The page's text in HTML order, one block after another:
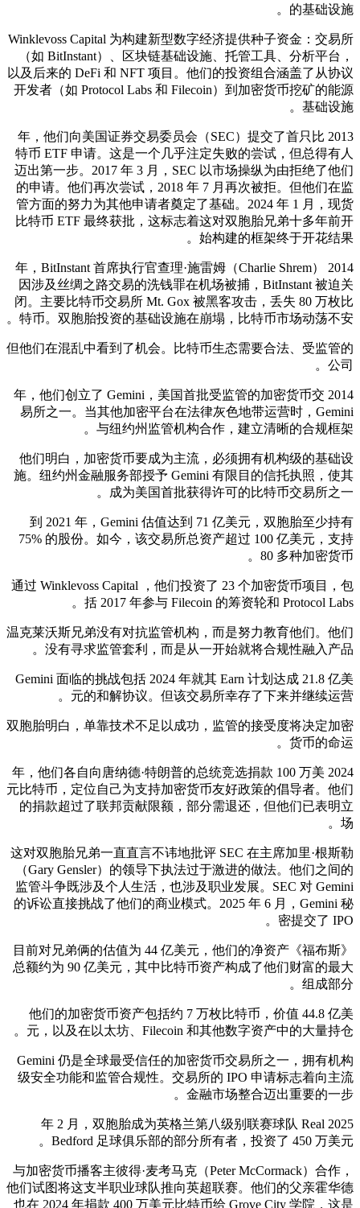
的基础设施。
Winklevoss Capital 为构建新型数字经济提供种子资金：交易所
（如 BitInstant）、区块链基础设施、托管工具、分析平台，
以及后来的 DeFi 和 NFT 项目。他们的投资组合涵盖了从协议
开发者（如 Protocol Labs 和 Filecoin）到加密货币挖矿的能源
基础设施。
2013 年，他们向美国证券交易委员会（SEC）提交了首只比
特币 ETF 申请。这是一个几乎注定失败的尝试，但总得有人
迈出第一步。2017 年 3 月，SEC 以市场操纵为由拒绝了他们
的申请。他们再次尝试，2018 年 7 月再次被拒。但他们在监
管方面的努力为其他申请者奠定了基础。2024 年 1 月，现货
比特币 ETF 最终获批，这标志着这对双胞胎兄弟十多年前开
始构建的框架终于开花结果。
2014 年，BitInstant 首席执行官查理·施雷姆（Charlie Shrem）
因涉及丝绸之路交易的洗钱罪在机场被捕，BitInstant 被迫关
闭。主要比特币交易所 Mt. Gox 被黑客攻击，丢失 80 万枚比
特币。双胞胎投资的基础设施在崩塌，比特币市场动荡不安。
但他们在混乱中看到了机会。比特币生态需要合法、受监管的
公司。
2014 年，他们创立了 Gemini，美国首批受监管的加密货币交
易所之一。当其他加密平台在法律灰色地带运营时，Gemini
与纽约州监管机构合作，建立清晰的合规框架。
他们明白，加密货币要成为主流，必须拥有机构级的基础设
施。纽约州金融服务部授予 Gemini 有限目的信托执照，使其
成为美国首批获得许可的比特币交易所之一。
到 2021 年，Gemini 估值达到 71 亿美元，双胞胎至少持有
75% 的股份。如今，该交易所总资产超过 100 亿美元，支持
80 多种加密货币。
通过 Winklevoss Capital ，他们投资了 23 个加密货币项目，包
括 2017 年参与 Filecoin 的筹资轮和 Protocol Labs。
温克莱沃斯兄弟没有对抗监管机构，而是努力教育他们。他们
没有寻求监管套利，而是从一开始就将合规性融入产品。
Gemini 面临的挑战包括 2024 年就其 Earn 计划达成 21.8 亿美
元的和解协议。但该交易所幸存了下来并继续运营。
双胞胎明白，单靠技术不足以成功，监管的接受度将决定加密
货币的命运。
2024 年，他们各自向唐纳德·特朗普的总统竞选捐款 100 万美
元比特币，定位自己为支持加密货币友好政策的倡导者。他们
的捐款超过了联邦贡献限额，部分需退还，但他们已表明立
场。
这对双胞胎兄弟一直直言不讳地批评 SEC 在主席加里·根斯勒
（Gary Gensler）的领导下执法过于激进的做法。他们之间的
监管斗争既涉及个人生活，也涉及职业发展。SEC 对 Gemini
的诉讼直接挑战了他们的商业模式。2025 年 6 月，Gemini 秘
密提交了 IPO。
《福布斯》目前对兄弟俩的估值为 44 亿美元，他们的净资产
总额约为 90 亿美元，其中比特币资产构成了他们财富的最大
组成部分。
他们的加密货币资产包括约 7 万枚比特币，价值 44.8 亿美
元，以及在以太坊、Filecoin 和其他数字资产中的大量持仓。
Gemini 仍是全球最受信任的加密货币交易所之一，拥有机构
级安全功能和监管合规性。交易所的 IPO 申请标志着向主流
金融市场整合迈出重要的一步。
2025 年 2 月，双胞胎成为英格兰第八级别联赛球队 Real
Bedford 足球俱乐部的部分所有者，投资了 450 万美元。
与加密货币播客主彼得·麦考马克（Peter McCormack）合作，
他们试图将这支半职业球队推向英超联赛。他们的父亲霍华德
也在 2024 年捐款 400 万美元比特币给 Grove City 学院，这是